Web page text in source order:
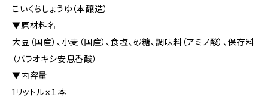
こいくちしょうゆ（本醸造）
▼原材料名
大豆（国産）、小麦（国産）、食塩、砂糖、調味料（アミノ酸）、保存料
（パラオキシ安息香酸）
▼内容量
1リットル×１本